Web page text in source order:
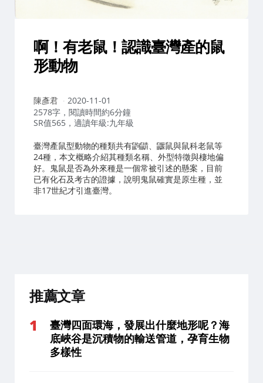
啊！有老鼠！認識臺灣產的鼠
形動物
作
者：
陳彥君
2020-11-01
2578字，閱讀時間約6分鐘
SR值565，適讀年級:九年級
臺灣產鼠型動物的種類共有鼩鼱、鼴鼠與鼠科老鼠等
24種，本文概略介紹其種類名稱、外型特徵與棲地偏
好。鬼鼠是否為外來種是一個常被引述的懸案，目前
已有化石及考古的證據，說明鬼鼠確實是原生種，並
非17世紀才引進臺灣。
推薦文章
臺灣四面環海，發展出什麼地形呢？海
底峽谷是沉積物的輸送管道，孕育生物
多樣性